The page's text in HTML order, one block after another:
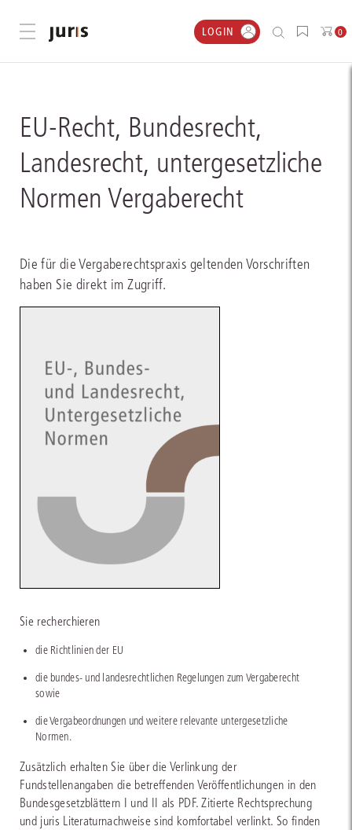
Menü öffnen LOGIN 0
EU-Recht, Bundesrecht,
Landesrecht, untergesetzliche
Normen Vergaberecht
Die für die Vergaberechtspraxis geltenden Vorschriften
haben Sie direkt im Zugriff.
Sie recherchieren
die Richtlinien der EU
die bundes- und landesrechtlichen Regelungen zum Vergaberecht
sowie
die Vergabeordnungen und weitere relevante untergesetzliche
Normen.
Zusätzlich erhalten Sie über die Verlinkung der
Fundstellenangaben die betreffenden Veröffentlichungen in den
Bundesgesetzblättern I und II als PDF. Zitierte Rechtsprechung
und juris Literaturnachweise sind komfortabel verlinkt. So finden